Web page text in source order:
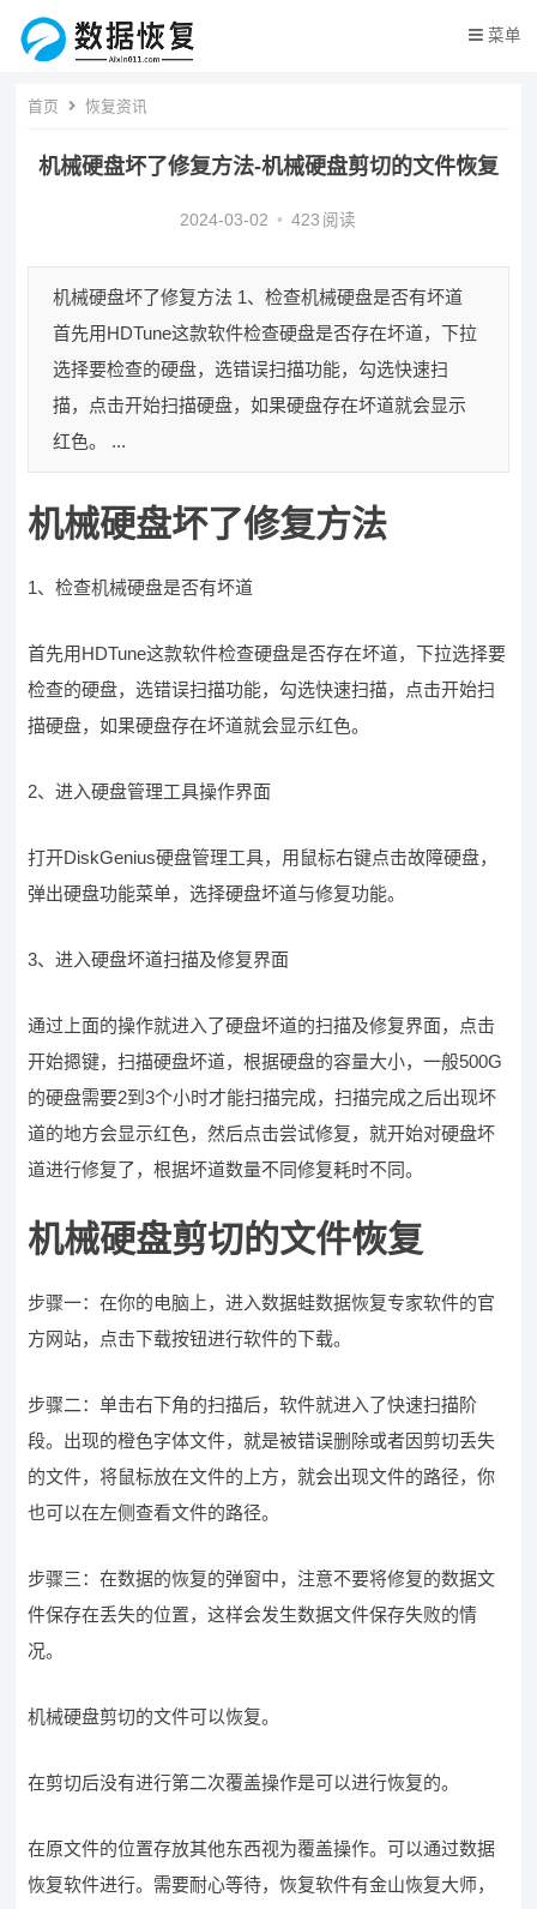
菜单
首页 恢复资讯
机械硬盘坏了修复方法-机械硬盘剪切的文件恢复
2024-03-02 • 423 阅读
机械硬盘坏了修复方法 1、检查机械硬盘是否有坏道
首先用HDTune这款软件检查硬盘是否存在坏道，下拉
选择要检查的硬盘，选错误扫描功能，勾选快速扫
描，点击开始扫描硬盘，如果硬盘存在坏道就会显示
红色。 ...
机械硬盘坏了修复方法
1、检查机械硬盘是否有坏道
首先用HDTune这款软件检查硬盘是否存在坏道，下拉选择要
检查的硬盘，选错误扫描功能，勾选快速扫描，点击开始扫
描硬盘，如果硬盘存在坏道就会显示红色。
2、进入硬盘管理工具操作界面
打开DiskGenius硬盘管理工具，用鼠标右键点击故障硬盘，
弹出硬盘功能菜单，选择硬盘坏道与修复功能。
3、进入硬盘坏道扫描及修复界面
通过上面的操作就进入了硬盘坏道的扫描及修复界面，点击
开始摁键，扫描硬盘坏道，根据硬盘的容量大小，一般500G
的硬盘需要2到3个小时才能扫描完成，扫描完成之后出现坏
道的地方会显示红色，然后点击尝试修复，就开始对硬盘坏
道进行修复了，根据坏道数量不同修复耗时不同。
机械硬盘剪切的文件恢复
步骤一：在你的电脑上，进入数据蛙数据恢复专家软件的官
方网站，点击下载按钮进行软件的下载。
步骤二：单击右下角的扫描后，软件就进入了快速扫描阶
段。出现的橙色字体文件，就是被错误删除或者因剪切丢失
的文件，将鼠标放在文件的上方，就会出现文件的路径，你
也可以在左侧查看文件的路径。
步骤三：在数据的恢复的弹窗中，注意不要将修复的数据文
件保存在丢失的位置，这样会发生数据文件保存失败的情
况。
机械硬盘剪切的文件可以恢复。
在剪切后没有进行第二次覆盖操作是可以进行恢复的。
在原文件的位置存放其他东西视为覆盖操作。可以通过数据
恢复软件进行。需要耐心等待，恢复软件有金山恢复大师，